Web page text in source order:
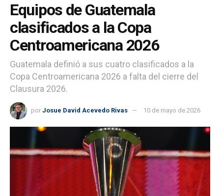
Equipos de Guatemala
clasificados a la Copa
Centroamericana 2026
Guatemala definió a sus cuatro clasificados a la
Copa Centroamericana 2026 a falta del cierre del
Clausura 2026.
por Josue David Acevedo Rivas 10 de mayo de 2026